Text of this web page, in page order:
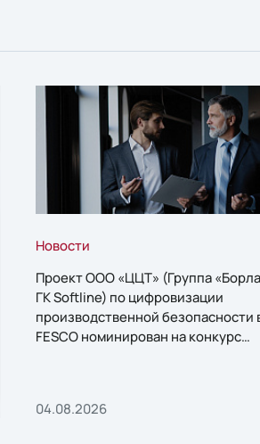
Новости
Проект ООО «ЦЦТ» (Группа
ГК Softline) по цифровизации
производственной безопасности
FESCO номинирован на конкурс
04.08.2026